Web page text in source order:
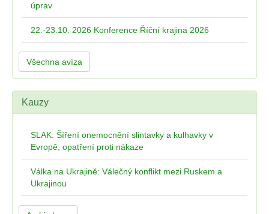
úprav
22.-23.10. 2026 Konference Říční krajina 2026
Všechna avíza
Kauzy
SLAK: Šíření onemocnění slintavky a kulhavky v
Evropě, opatření proti nákaze
Válka na Ukrajině: Válečný konflikt mezi Ruskem a
Ukrajinou